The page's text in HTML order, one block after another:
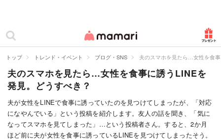
ママリ
カテゴリー一覧
妊娠
出産
赤ちゃん・育児
子育て・家族
トップ トレンド・イベント ブログ・SNS 夫のスマホを見たら…女性を食
夫のスマホを見たら…女性を食事に誘うLINEを
発見。どうすべき？
夫が女性をLINEで食事に誘っていたのを見つけてしまったが、「対応
になやんでいる」という投稿を紹介します。友人の話を聞き、「気に
なってスマホを見てしまった」…という投稿者さん。すると、2か月
ほど前に夫が女性を食事に誘っているLINEを見つけてしまったそう。